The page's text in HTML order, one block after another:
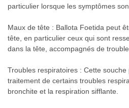
particulier lorsque les symptômes
Maux de tête : Ballota Foetida peut
tête, en particulier ceux qui sont
dans la tête, accompagnés de
Troubles respiratoires : Cette
traitement de certains troubles
bronchite et la respiration sifflante.